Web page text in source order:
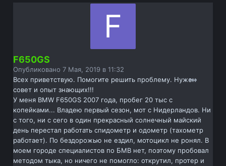
F650GS
Опубликовано7 Мая, 2019 в 11:32
Всех приветствую. Помогите решить проблему. Нужен
совет и опыт знающих!!!
У меня BMW F650GS 2007 года, пробег 20 тыс с
копейками... Владею первый сезон, мот с Нидерландов. Ни
с того, ни с сего в один прекрасный солнечный майский
день перестал работать спидометр и одометр (тахометр
работает). По бездорожью не ездил, мотоцикл не ронял. В
моем городе специалистов по БМВ нет, поэтому пробовал
методом тыка, но ничего не помогло: открутил, протер и